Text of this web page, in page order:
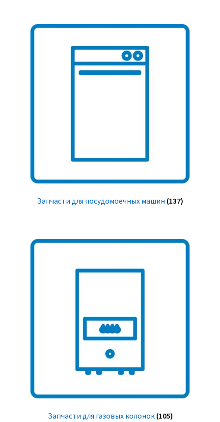
Запчасти для посудомоечных машин (137)
Запчасти для газовых колонок (105)